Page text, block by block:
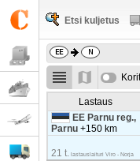
Etsi kuljetus
Lastaus
EE Parnu reg.,
Parnu+150 km
21 t. lastauslaituri Viro - Norja